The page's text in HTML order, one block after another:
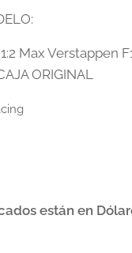
Max Verstappen
ORIGINAL
están en